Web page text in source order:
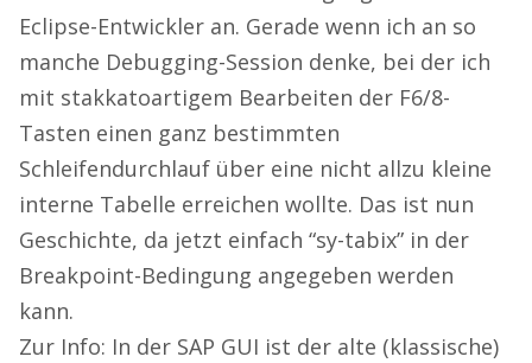
Eclipse-Entwickler an. Gerade wenn ich an so
manche Debugging-Session denke, bei der ich
mit stakkatoartigem Bearbeiten der F6/8-
Tasten einen ganz bestimmten
Schleifendurchlauf über eine nicht allzu kleine
interne Tabelle erreichen wollte. Das ist nun
Geschichte, da jetzt einfach “sy-tabix” in der
Breakpoint-Bedingung angegeben werden
kann.
Zur Info: In der SAP GUI ist der alte (klassische)